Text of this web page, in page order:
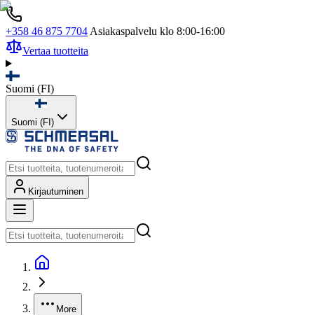
+358 46 875 7704 Asiakaspalvelu klo 8:00-16:00
Vertaa tuotteita
Suomi (FI)
Suomi (FI)
Kirjautuminen
More